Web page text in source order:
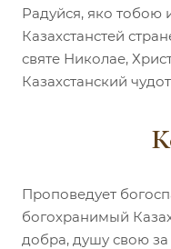
Радуйся, яко тобою
Казахстанстей
святе Николае,
Казахстанский
Проповедует
богохранимый
добра, душу свою